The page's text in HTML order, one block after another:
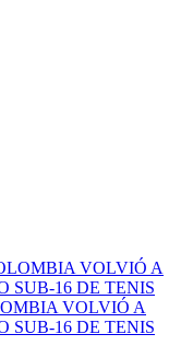
VOLVIÓ A
SUB-16 DE TENIS